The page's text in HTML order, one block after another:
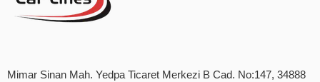
Mimar Sinan Mah. Yedpa Ticaret Merkezi B Cad. No:147, 34888